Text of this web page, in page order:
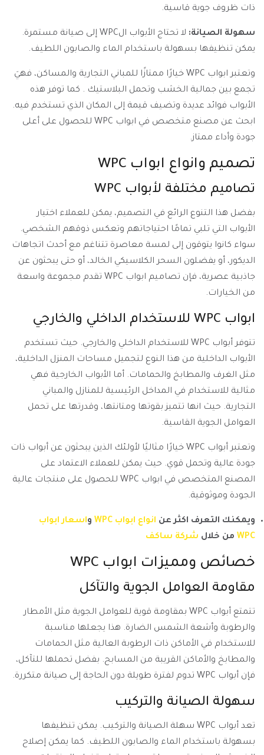
ذات ظروف جوية قاسية.
سهولة الصيانة:
لا تحتاج الأبواب الWPC إلى صيانة مستمرة.
يمكن تنظيفها بسهولة باستخدام الماء والصابون اللطيف.
وتعتبر ابواب WPC خيارًا ممتازًا للمباني التجارية والمساكن، فهيَ
تجمع بين جمالية الخشب وتحمل البلاستيك . كما توفر هذه
الأبواب فوائد عديدة وتضيف قيمة إلى المكان الذي تستخدم فيه.
ابحث عن مصنع متخصص في ابواب WPC للحصول على أعلى
جودة وأداء ممتاز.
تصميم وانواع ابواب WPC
تصاميم مختلفة لأبواب WPC
بفضل هذا التنوع الرائع في التصميم، يمكن للعملاء اختيار
الأبواب التي تلبي تمامًا احتياجاتهم وتعكس ذوقهم الشخصي.
سواء كانوا يتوقون إلى لمسة معاصرة تتناغم مع أحدث اتجاهات
الديكور، أو يفضلون السحر الكلاسيكي الخالد، أو حتى يبحثون عن
جاذبية عصرية، فإن تصاميم ابواب WPC تقدم مجموعة واسعة
من الخيارات.
ابواب WPC للاستخدام الداخلي والخارجي
تتوفر أبواب WPC للاستخدام الداخلي والخارجي. حيث تستخدم
الأبواب الداخلية من هذا النوع لتجميل مساحات المنزل الداخلية،
مثل الغرف والمطابخ والحمامات. أما الأبواب الخارجية فهي
مثالية للاستخدام في المداخل الرئيسية للمنازل والمباني
التجارية. حيث انها تتميز بقوتها ومتانتها، وقدرتها على تحمل
العوامل الجوية القاسية.
وتعتبر أبواب WPC خيارًا مثاليًا لأولئك الذين يبحثون عن أبواب ذات
جودة عالية وتحمل قوي. حيث يمكن للعملاء الاعتماد على
المصنع المتخصص في ابواب WPC للحصول على منتجات عالية
الجودة وموثوقية.
ويمكنك التعرف اكثر عن انواع ابواب WPC واسعار ابواب
WPC من خلال شركة ساكف
خصائص ومميزات ابواب WPC
مقاومة العوامل الجوية والتآكل
تتمتع أبواب WPC بمقاومة قوية للعوامل الجوية مثل الأمطار
والرطوبة وأشعة الشمس الضارة. هذا يجعلها مناسبة
للاستخدام في الأماكن ذات الرطوبة العالية مثل الحمامات
والمطابخ والأماكن القريبة من المسابح. بفضل تحملها للتآكل،
فإن أبواب WPC تدوم لفترة طويلة دون الحاجة إلى صيانة متكررة.
سهولة الصيانة والتركيب
تعد أبواب WPC سهلة الصيانة والتركيب. يمكن تنظيفها
بسهولة باستخدام الماء والصابون اللطيف. كما يمكن إصلاح